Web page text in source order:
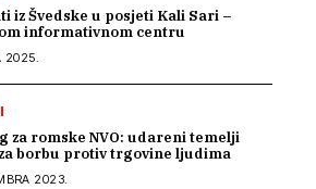
iz Švedske u posjeti Kali Sari –
informativnom centru
2025.
za romske NVO: udareni temelji
borbu protiv trgovine ljudima
2023.